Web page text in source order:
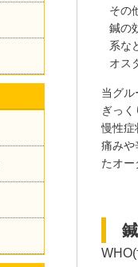
その
鍼の
系な
オス
当グル
ぎっ
慢性症
痛みや
たオー